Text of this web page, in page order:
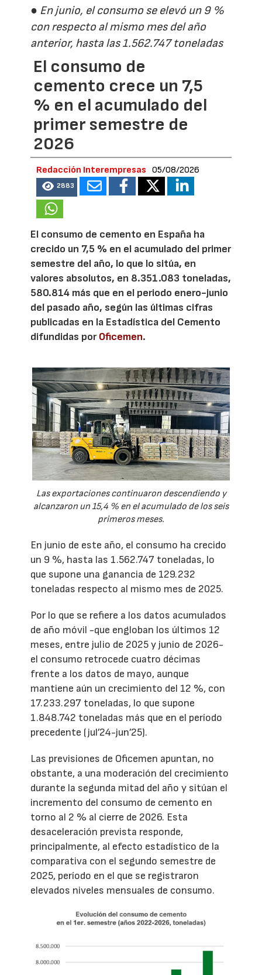
● En junio, el consumo se elevó un 9 %
con respecto al mismo mes del año
anterior, hasta las 1.562.747 toneladas
El consumo de
cemento crece un 7,5
% en el acumulado del
primer semestre de
2026
Redacción Interempresas 05/08/2026
2883
El consumo de cemento en España ha
crecido un 7,5 % en el acumulado del primer
semestre del año, lo que lo sitúa, en
valores absolutos, en 8.351.083 toneladas,
580.814 más que en el periodo enero-junio
del pasado año, según las últimas cifras
publicadas en la Estadística del Cemento
difundidas porOficemen.
Las exportaciones continuaron descendiendo y
alcanzaron un 15,4 % en el acumulado de los seis
primeros meses.
En junio de este año, el consumo ha crecido
un 9 %, hasta las 1.562.747 toneladas, lo
que supone una ganancia de 129.232
toneladas respecto al mismo mes de 2025.
Por lo que se refiere a los datos acumulados
de año móvil -que engloban los últimos 12
meses, entre julio de 2025 y junio de 2026-
el consumo retrocede cuatro décimas
frente a los datos de mayo, aunque
mantiene aún un crecimiento del 12 %, con
17.233.297 toneladas, lo que supone
1.848.742 toneladas más que en el período
precedente (jul’24-jun’25).
Las previsiones de Oficemen apuntan, no
obstante, a una moderación del crecimiento
durante la segunda mitad del año y sitúan el
incremento del consumo de cemento en
torno al 2 % al cierre de 2026. Esta
desaceleración prevista responde,
principalmente, al efecto estadístico de la
comparativa con el segundo semestre de
2025, período en el que se registraron
elevados niveles mensuales de consumo.